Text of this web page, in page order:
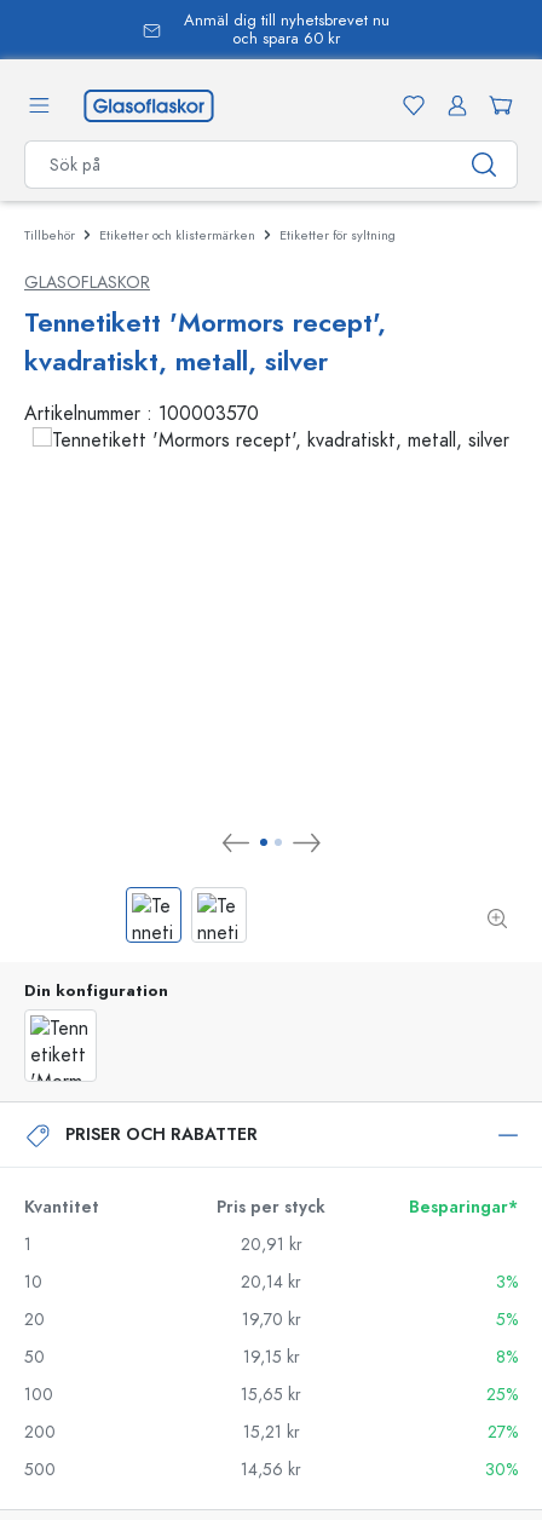
Anmäl dig till nyhetsbrevet nu
och spara 60 kr
Tillbehör Etiketter och klistermärken Etiketter för syltning
GLASOFLASKOR
Tennetikett 'Mormors recept',
kvadratiskt, metall, silver
Artikelnummer : 100003570
Din konfiguration
PRISER OCH RABATTER
Kvantitet Pris per styck
Besparingar*
1
20,91 kr
10
20,14 kr
3%
20
19,70 kr
5%
50
19,15 kr
8%
100
15,65 kr
25%
200
15,21 kr
27%
500
14,56 kr 30%